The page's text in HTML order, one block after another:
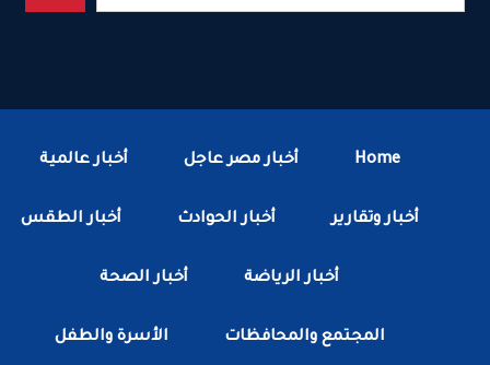
Home أخبار مصر عاجل أخبار عالمية
أخبار وتقارير أخبار الحوادث أخبار الطقس
أخبار الرياضة أخبار الصحة
المجتمع والمحافظات الأسرة والطفل